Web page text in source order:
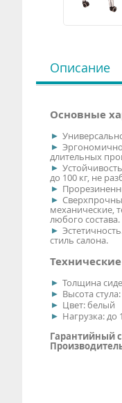
Описание
Основные
длительных
до 100 кг, не
механические,
любого состава.
стиль салона.
Толщина
Высота
Цвет: белый
Нагрузка: до
Гарантийный